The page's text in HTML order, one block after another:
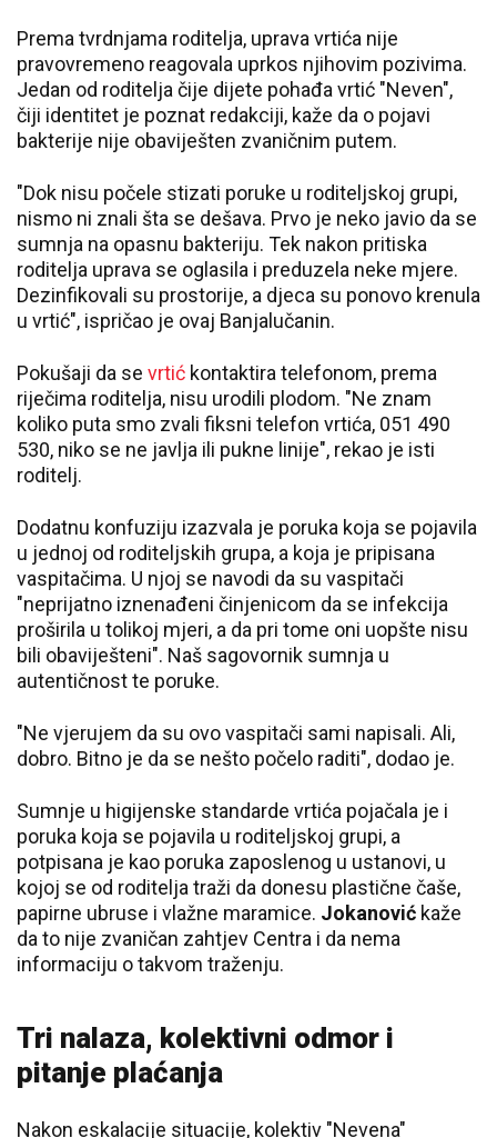
Prema tvrdnjama roditelja, uprava vrtića nije
pravovremeno reagovala uprkos njihovim pozivima.
Jedan od roditelja čije dijete pohađa vrtić "Neven",
čiji identitet je poznat redakciji, kaže da o pojavi
bakterije nije obaviješten zvaničnim putem.
"Dok nisu počele stizati poruke u roditeljskoj grupi,
nismo ni znali šta se dešava. Prvo je neko javio da se
sumnja na opasnu bakteriju. Tek nakon pritiska
roditelja uprava se oglasila i preduzela neke mjere.
Dezinfikovali su prostorije, a djeca su ponovo krenula
u vrtić", ispričao je ovaj Banjalučanin.
Pokušaji da se vrtić kontaktira telefonom, prema
riječima roditelja, nisu urodili plodom. "Ne znam
koliko puta smo zvali fiksni telefon vrtića, 051 490
530, niko se ne javlja ili pukne linije", rekao je isti
roditelj.
Dodatnu konfuziju izazvala je poruka koja se pojavila
u jednoj od roditeljskih grupa, a koja je pripisana
vaspitačima. U njoj se navodi da su vaspitači
"neprijatno iznenađeni činjenicom da se infekcija
proširila u tolikoj mjeri, a da pri tome oni uopšte nisu
bili obaviješteni". Naš sagovornik sumnja u
autentičnost te poruke.
"Ne vjerujem da su ovo vaspitači sami napisali. Ali,
dobro. Bitno je da se nešto počelo raditi", dodao je.
Sumnje u higijenske standarde vrtića pojačala je i
poruka koja se pojavila u roditeljskoj grupi, a
potpisana je kao poruka zaposlenog u ustanovi, u
kojoj se od roditelja traži da donesu plastične čaše,
papirne ubruse i vlažne maramice. Jokanović kaže
da to nije zvaničan zahtjev Centra i da nema
informaciju o takvom traženju.
Tri nalaza, kolektivni odmor i
pitanje plaćanja
Nakon eskalacije situacije, kolektiv "Nevena"